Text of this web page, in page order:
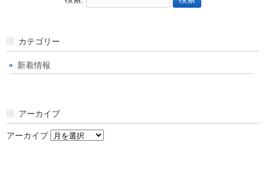
カテゴリー
新着情報
アーカイブ
アーカイブ